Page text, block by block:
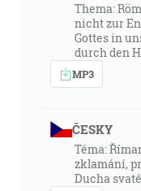
Thema:
nicht zur
Gottes in
durch den
MP3
ČESKY
Téma:
zklamání,
Ducha